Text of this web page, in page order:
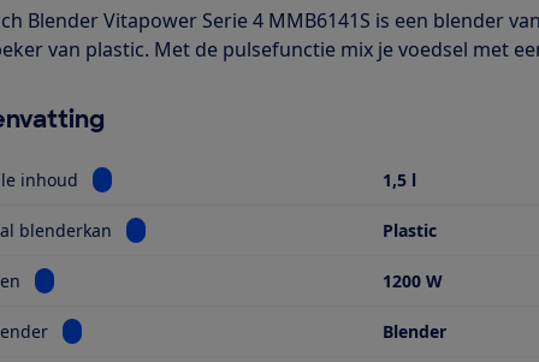
Blender Vitapower Serie 4 MMB6141S is een blender
van plastic. Met de pulsefunctie mix je voedsel met
inhoud Bekijk informatie voor Maximale inhoud
1,5 l
blenderkan Bekijk informatie voor Materiaal blenderkan
Plastic
Bekijk informatie voor Vermogen 1200 W
Bekijk informatie voor Soort blender Blender